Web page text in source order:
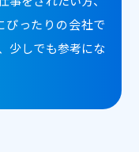
ぴったりの会社で
少しでも参考にな